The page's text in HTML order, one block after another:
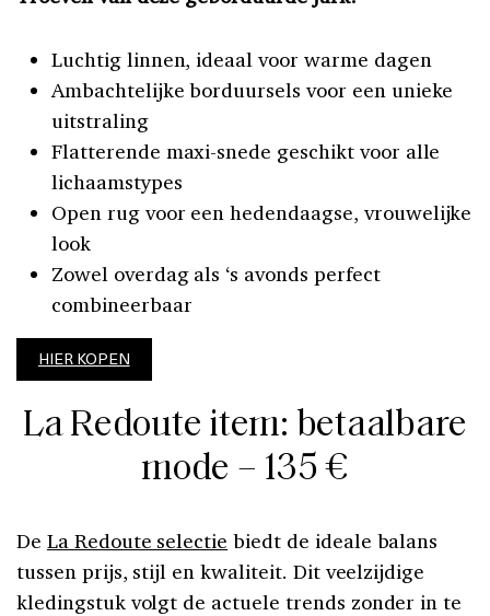
Luchtig linnen, ideaal voor warme dagen
Ambachtelijke borduursels voor een unieke
uitstraling
Flatterende maxi-snede geschikt voor alle
lichaamstypes
Open rug voor een hedendaagse, vrouwelijke
look
Zowel overdag als ‘s avonds perfect
combineerbaar
HIER KOPEN
La Redoute item: betaalbare
mode – 135 €
De La Redoute selectie biedt de ideale balans
tussen prijs, stijl en kwaliteit. Dit veelzijdige
kledingstuk volgt de actuele trends zonder in te